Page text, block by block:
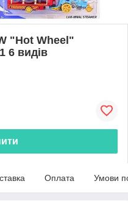
"Hot Wheel"
6 видів
Оплата Умови